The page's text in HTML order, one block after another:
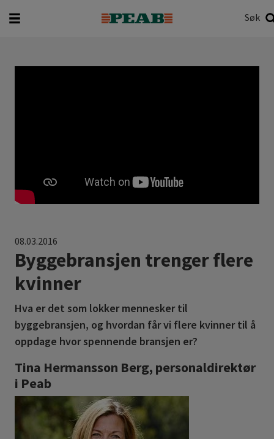
Søk
08.03.2016
Byggebransjen trenger flere
kvinner
Hva er det som lokker mennesker til
byggebransjen, og hvordan får vi flere kvinner til å
oppdage hvor spennende bransjen er?
Tina Hermansson Berg, personaldirektør
i Peab